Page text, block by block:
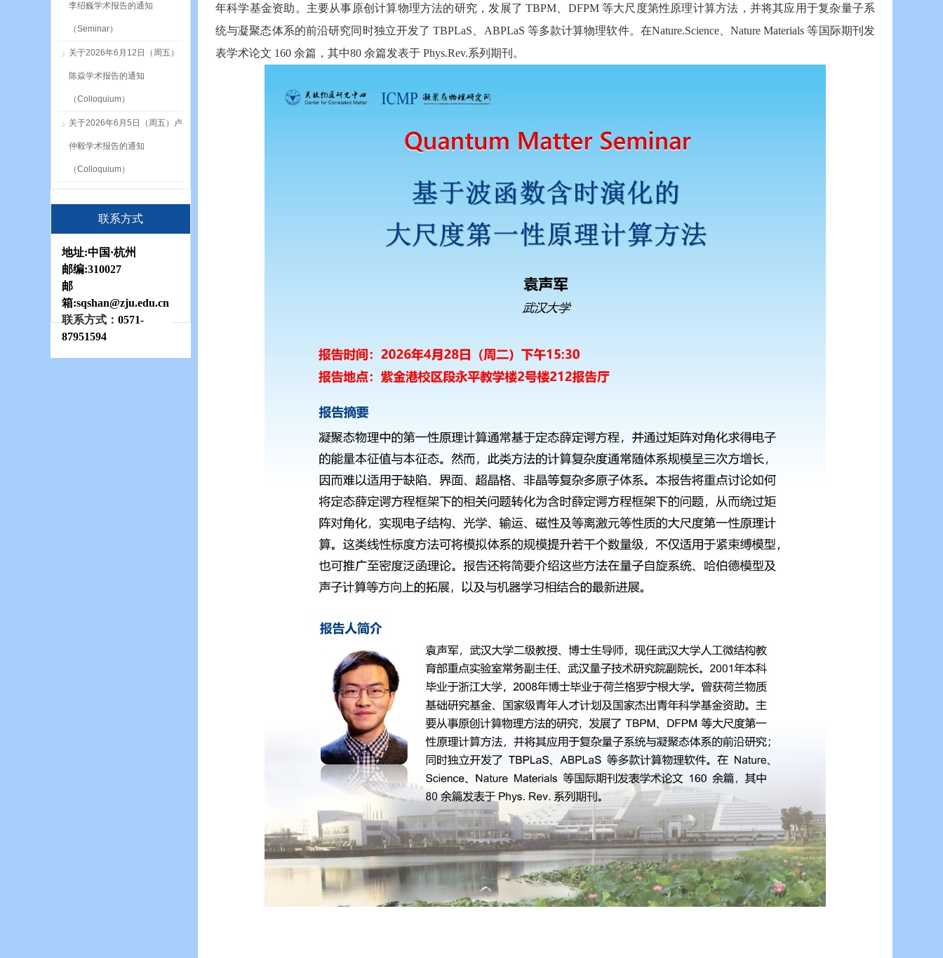
李绍巍学术报告的通知
（Seminar）
关于2026年6月12日（周五）
陈焱学术报告的通知
（Colloquium）
关于2026年6月5日（周五）卢
仲毅学术报告的通知
（Colloquium）
联系方式
地址:中国·杭州
邮编:310027
邮
箱:sqshan@zju.edu.cn
联系方式： 0571-
87951594
年科学基金资助。主要从事原创计算物理方法的研究，发展了 TBPM、DFPM 等大尺度第性原理计算方法，并将其应用于复杂量子系
统与凝聚态体系的前沿研究同时独立开发了 TBPLaS、ABPLaS 等多款计算物理软件。在Nature.Science、Nature Materials 等国际期刊发
表学术论文 160 余篇，其中80 余篇发表于 Phys.Rev.系列期刊。